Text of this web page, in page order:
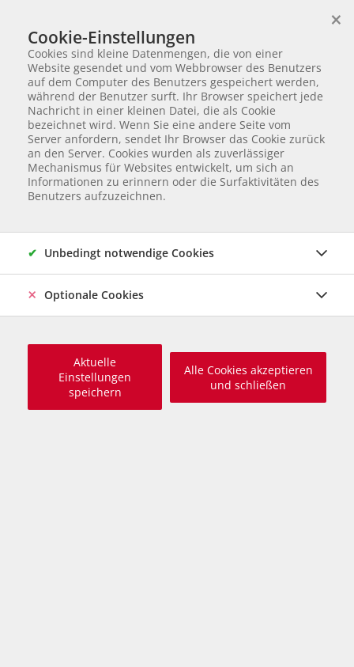
Cookie-Einstellungen
Cookies sind kleine Datenmengen, die von einer
Website gesendet und vom Webbrowser des Benutzers
auf dem Computer des Benutzers gespeichert werden,
während der Benutzer surft. Ihr Browser speichert jede
Nachricht in einer kleinen Datei, die als Cookie
bezeichnet wird. Wenn Sie eine andere Seite vom
Server anfordern, sendet Ihr Browser das Cookie zurück
an den Server. Cookies wurden als zuverlässiger
Mechanismus für Websites entwickelt, um sich an
Informationen zu erinnern oder die Surfaktivitäten des
Benutzers aufzuzeichnen.
×
Unbedingt notwendige Cookies
Optionale Cookies
Aktuelle
Einstellungen
speichern
Alle Cookies akzeptieren
und schließen
Partnerverein vonAnimal Care Austria für Ungarn
TIERVERMITTLUNG
Startseite Fotogalerie CARE DAY in Kiskunlacháza 22.5.2016
Fotogalerie CARE DAY in
Kiskunlacháza 22.5.2016
209 Bilder | by Bernadette Teibenbacher